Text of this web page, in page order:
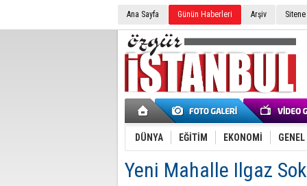
Ana Sayfa Günün Haberleri Arşiv
DÜNYA EĞİTİM EKONOMİ GENEL
Yeni Mahalle Ilgaz